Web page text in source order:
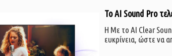
Το AI Sound Pro
Η Με το AI Clear
ευκρίνεια, ώστε να